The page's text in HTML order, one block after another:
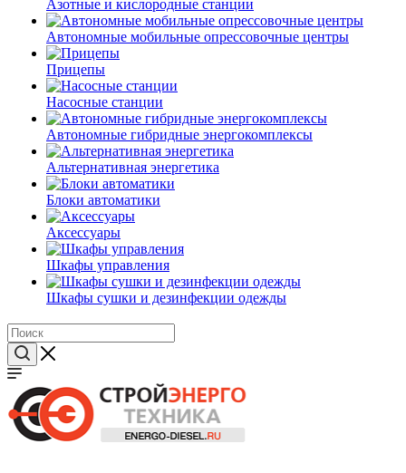
Азотные и кислородные станции
Автономные мобильные опрессовочные центры
Прицепы
Насосные станции
Автономные гибридные энергокомплексы
Альтернативная энергетика
Блоки автоматики
Аксессуары
Шкафы управления
Шкафы сушки и дезинфекции одежды